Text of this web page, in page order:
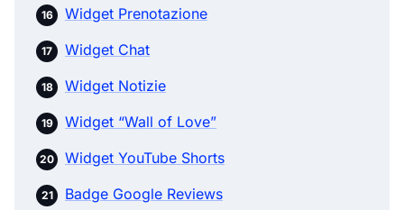
Widget Prenotazione
Widget Chat
Widget Notizie
Widget “Wall of Love”
Widget YouTube Shorts
Badge Google Reviews